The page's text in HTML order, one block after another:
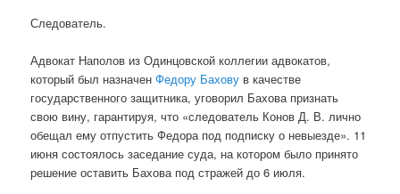
Следователь.
Адвокат Наполов из Одинцовской коллегии адвокатов,
который был назначенФедору Бахову в качестве
государственного защитника, уговорил Бахова признать
свою вину, гарантируя, что «следователь Конов Д. В. лично
обещал ему отпустить Федора под подписку о невыезде». 11
июня состоялось заседание суда, на котором было принято
решение оставить Бахова под стражей до 6 июля.